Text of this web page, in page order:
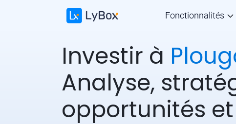
Fonctionnalités
Investir à
Analyse,
opportunités